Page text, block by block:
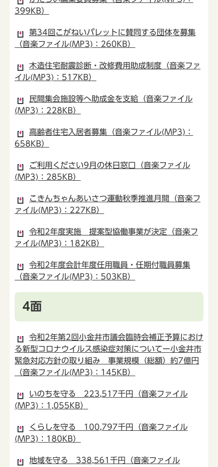
399KB）
第34回こがねいパレットに賛同する団体を募集
（音楽ファイル(MP3)：260KB）
木造住宅耐震診断・改修費用助成制度（音楽ファ
イル(MP3)：517KB）
民間集会施設等へ助成金を支給（音楽ファイル
(MP3)：228KB）
高齢者住宅入居者募集（音楽ファイル(MP3)：
658KB）
ご利用ください9月の休日窓口（音楽ファイル
(MP3)：285KB）
こきんちゃんあいさつ運動秋季推進月間（音楽フ
ァイル(MP3)：227KB）
令和2年度実施 提案型協働事業が決定（音楽フ
ァイル(MP3)：182KB）
令和2年度会計年度任用職員・任期付職員募集
（音楽ファイル(MP3)：503KB）
4面
令和2年第2回小金井市議会臨時会補正予算におけ
る新型コロナウイルス感染症対策についてー小金井市
緊急対応方針の取り組み 事業規模（総額）約7億円
（音楽ファイル(MP3)：145KB）
いのちを守る 223,517千円（音楽ファイル
(MP3)：1,055KB）
くらしを守る 100,797千円（音楽ファイル
(MP3)：180KB）
地域を守る 338,561千円（音楽ファイル